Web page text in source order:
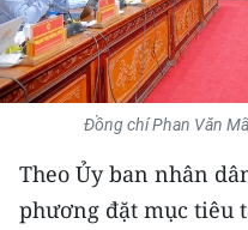
BẠN ĐỌC
KIỂM CHỨNG THÔNG
TRI THỨC CHUYÊN SÂU
54 DÂN TỘC VIỆT NAM
Đồng chí Phan Văn
Theo Ủy ban nhân
phương đặt mục tiêu